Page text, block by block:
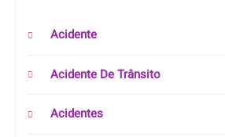
Acidente
Acidente De Trânsito
Acidentes